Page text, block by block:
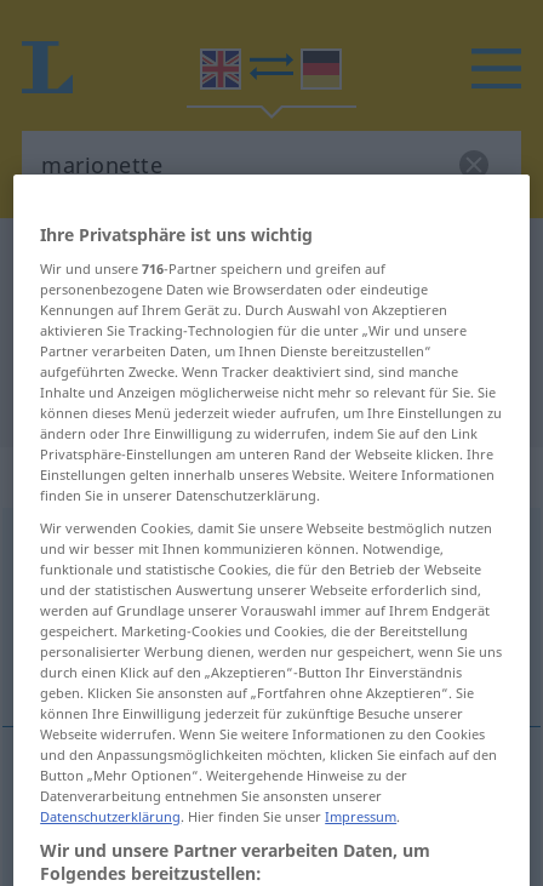
Englisch-Deutsch Übersetzung für
"marionette"
"marionette" Deutsch Übersetzung
„marionette“: noun
marionette [mæriəˈnet]s
Übersicht aller Übersetzungen
(Für mehr Details die Übersetzung anklicken/antippen)
Marionette
Marionettef marionette
Ihre Privatsphäre ist uns wichtig
Wir und unsere716-Partner speichern und greifen auf
personenbezogene Daten wie Browserdaten oder eindeutige
Kennungen auf Ihrem Gerät zu. Durch Auswahl von Akzeptieren
aktivieren Sie Tracking-Technologien für die unter „Wir und unsere
Partner verarbeiten Daten, um Ihnen Dienste bereitzustellen“
aufgeführten Zwecke. Wenn Tracker deaktiviert sind, sind manche
Inhalte und Anzeigen möglicherweise nicht mehr so relevant für Sie. Sie
können dieses Menü jederzeit wieder aufrufen, um Ihre Einstellungen zu
ändern oder Ihre Einwilligung zu widerrufen, indem Sie auf den Link
Privatsphäre-Einstellungen am unteren Rand der Webseite klicken. Ihre
Einstellungen gelten innerhalb unseres Website. Weitere Informationen
finden Sie in unserer Datenschutzerklärung.
Wir verwenden Cookies, damit Sie unsere Webseite bestmöglich nutzen
und wir besser mit Ihnen kommunizieren können. Notwendige,
funktionale und statistische Cookies, die für den Betrieb der Webseite
und der statistischen Auswertung unserer Webseite erforderlich sind,
werden auf Grundlage unserer Vorauswahl immer auf Ihrem Endgerät
gespeichert. Marketing-Cookies und Cookies, die der Bereitstellung
personalisierter Werbung dienen, werden nur gespeichert, wenn Sie uns
durch einen Klick auf den „Akzeptieren“-Button Ihr Einverständnis
geben. Klicken Sie ansonsten auf „Fortfahren ohne Akzeptieren“. Sie
können Ihre Einwilligung jederzeit für zukünftige Besuche unserer
Webseite widerrufen. Wenn Sie weitere Informationen zu den Cookies
und den Anpassungsmöglichkeiten möchten, klicken Sie einfach auf den
Button „Mehr Optionen“. Weitergehende Hinweise zu der
Datenverarbeitung entnehmen Sie ansonsten unserer
Datenschutzerklärung. Hier finden Sie unserImpressum.
Wir und unsere Partner verarbeiten Daten, um
Folgendes bereitzustellen: